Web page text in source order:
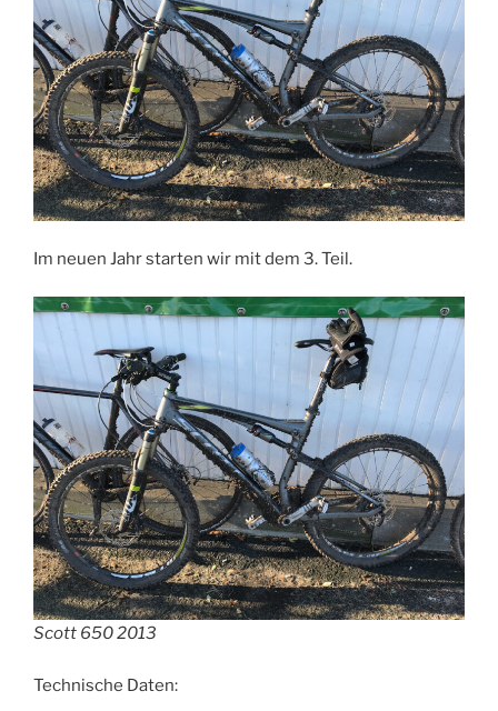
Im neuen Jahr starten wir mit dem 3. Teil.
Scott 650 2013
Technische Daten: